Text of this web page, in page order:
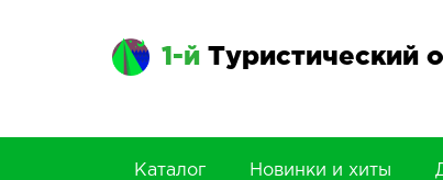
1-й Туристический
Каталог Новинки и хиты